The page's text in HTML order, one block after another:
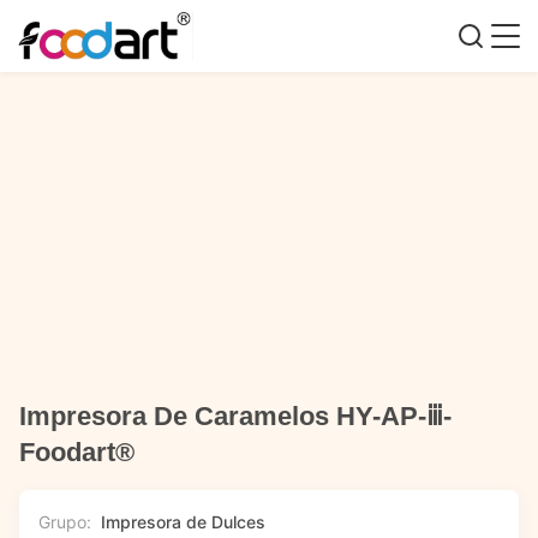
Impresora De Caramelos HY-AP-ⅲ-
Foodart®
Grupo: Impresora de Dulces